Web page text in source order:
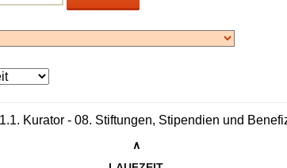
1.1. Kurator - 08. Stiftungen, Stipendien und
∧